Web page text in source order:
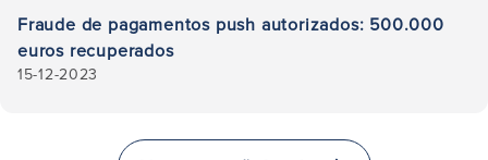
Fraude de pagamentos push autorizados: 500.000
euros recuperados
15-12-2023